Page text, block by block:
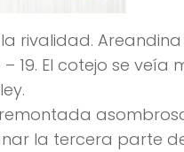
rivalidad.
19. El cotejo se veía
la tercera parte